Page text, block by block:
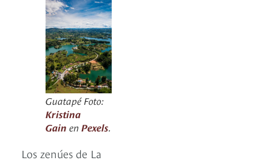
Guatapé Foto:
Kristina
Gain en Pexels
Los zenúes de La